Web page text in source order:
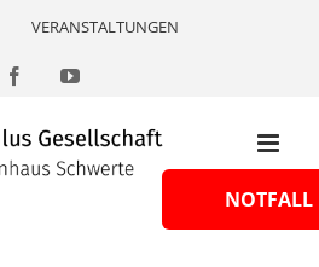
VERANSTALTUNGEN
FacebookYouTube
NOTFALL